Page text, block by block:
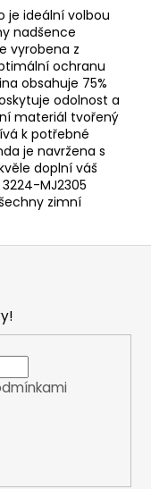
je ideální volbou
nadšence
vyrobena z
ochranu
obsahuje 75%
odolnost a
materiál tvořený
k potřebné
je navržena s
doplní váš
MJ2305
zimní